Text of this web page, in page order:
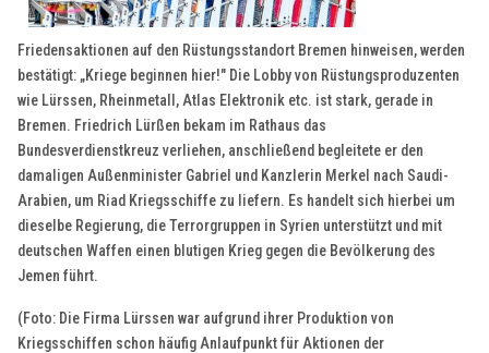
Friedensaktionen auf den Rüstungsstandort Bremen hinweisen, werden
bestätigt: „Kriege beginnen hier!" Die Lobby von Rüstungsproduzenten
wie Lürssen, Rheinmetall, Atlas Elektronik etc. ist stark, gerade in
Bremen. Friedrich Lürßen bekam im Rathaus das
Bundesverdienstkreuz verliehen, anschließend begleitete er den
damaligen Außenminister Gabriel und Kanzlerin Merkel nach Saudi-
Arabien, um Riad Kriegsschiffe zu liefern. Es handelt sich hierbei um
dieselbe Regierung, die Terrorgruppen in Syrien unterstützt und mit
deutschen Waffen einen blutigen Krieg gegen die Bevölkerung des
Jemen führt.
(Foto: Die Firma Lürssen war aufgrund ihrer Produktion von
Kriegsschiffen schon häufig Anlaufpunkt für Aktionen der